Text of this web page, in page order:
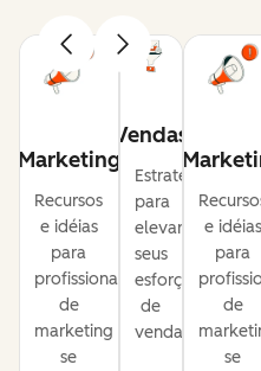
Marketing
Recursos
e idéias
para
profissionais
de
marketing
se
Vendas
Estratégias
para
elevar
seus
esforços
de
vendas.
e idéias
para
de
se